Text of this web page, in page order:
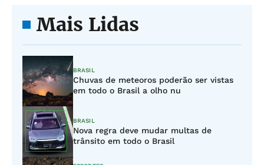
Mais Lidas
BRASIL
Chuvas de meteoros poderão ser vistas
em todo o Brasil a olho nu
BRASIL
Nova regra deve mudar multas de
trânsito em todo o Brasil